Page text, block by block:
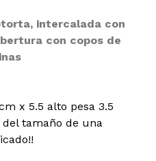
intercalada con
con copos de
x 5.5 alto pesa 3.5
tamaño de una